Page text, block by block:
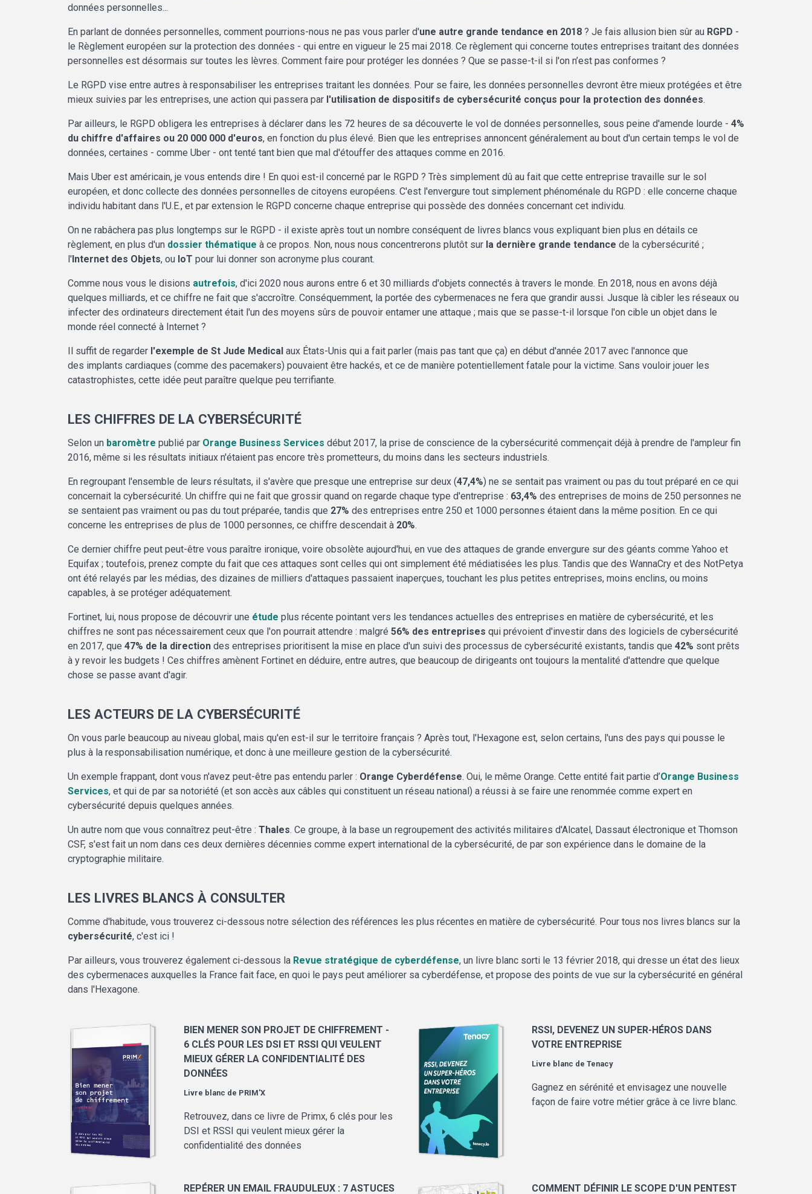
données personnelles...
En parlant de données personnelles, comment pourrions-nous ne pas vous parler d'une autre grande tendance en 2018 ? Je fais allusion bien sûr au RGPD -
le Règlement européen sur la protection des données - qui entre en vigueur le 25 mai 2018. Ce règlement qui concerne toutes entreprises traitant des données
personnelles est désormais sur toutes les lèvres. Comment faire pour protéger les données ? Que se passe-t-il si l'on n’est pas conformes ?
Le RGPD vise entre autres à responsabiliser les entreprises traitant les données. Pour se faire, les données personnelles devront être mieux protégées et être
mieux suivies par les entreprises, une action qui passera par l'utilisation de dispositifs de cybersécurité conçus pour la protection des données.
Par ailleurs, le RGPD obligera les entreprises à déclarer dans les 72 heures de sa découverte le vol de données personnelles, sous peine d'amende lourde - 4%
du chiffre d'affaires ou 20 000 000 d'euros, en fonction du plus élevé. Bien que les entreprises annoncent généralement au bout d'un certain temps le vol de
données, certaines - comme Uber - ont tenté tant bien que mal d'étouffer des attaques comme en 2016.
Mais Uber est américain, je vous entends dire ! En quoi est-il concerné par le RGPD ? Très simplement dû au fait que cette entreprise travaille sur le sol
européen, et donc collecte des données personnelles de citoyens européens. C'est l'envergure tout simplement phénoménale du RGPD : elle concerne chaque
individu habitant dans l'U.E., et par extension le RGPD concerne chaque entreprise qui possède des données concernant cet individu.
On ne rabâchera pas plus longtemps sur le RGPD - il existe après tout un nombre conséquent de livres blancs vous expliquant bien plus en détails ce
règlement, en plus d'un dossier thématique à ce propos. Non, nous nous concentrerons plutôt sur la dernière grande tendance de la cybersécurité ;
l' Internet des Objets, ou IoT pour lui donner son acronyme plus courant.
Comme nous vous le disions autrefois, d'ici 2020 nous aurons entre 6 et 30 milliards d'objets connectés à travers le monde. En 2018, nous en avons déjà
quelques milliards, et ce chiffre ne fait que s'accroître. Conséquemment, la portée des cybermenaces ne fera que grandir aussi. Jusque là cibler les réseaux ou
infecter des ordinateurs directement était l'un des moyens sûrs de pouvoir entamer une attaque ; mais que se passe-t-il lorsque l'on cible un objet dans le
monde réel connecté à Internet ?
Il suffit de regarder l'exemple de St Jude Medical aux États-Unis qui a fait parler (mais pas tant que ça) en début d'année 2017 avec l'annonce que
des implants cardiaques (comme des pacemakers) pouvaient être hackés, et ce de manière potentiellement fatale pour la victime. Sans vouloir jouer les
catastrophistes, cette idée peut paraître quelque peu terrifiante.
LES CHIFFRES DE LA CYBERSÉCURITÉ
Selon un baromètre publié par Orange Business Services début 2017, la prise de conscience de la cybersécurité commençait déjà à prendre de l'ampleur fin
2016, même si les résultats initiaux n'étaient pas encore très prometteurs, du moins dans les secteurs industriels.
En regroupant l'ensemble de leurs résultats, il s'avère que presque une entreprise sur deux (47,4%) ne se sentait pas vraiment ou pas du tout préparé en ce qui
concernait la cybersécurité. Un chiffre qui ne fait que grossir quand on regarde chaque type d'entreprise : 63,4% des entreprises de moins de 250 personnes ne
se sentaient pas vraiment ou pas du tout préparée, tandis que 27% des entreprises entre 250 et 1000 personnes étaient dans la même position. En ce qui
concerne les entreprises de plus de 1000 personnes, ce chiffre descendait à 20%.
Ce dernier chiffre peut peut-être vous paraître ironique, voire obsolète aujourd'hui, en vue des attaques de grande envergure sur des géants comme Yahoo et
Equifax ; toutefois, prenez compte du fait que ces attaques sont celles qui ont simplement été médiatisées les plus. Tandis que des WannaCry et des NotPetya
ont été relayés par les médias, des dizaines de milliers d'attaques passaient inaperçues, touchant les plus petites entreprises, moins enclins, ou moins
capables, à se protéger adéquatement.
Fortinet, lui, nous propose de découvrir une étude plus récente pointant vers les tendances actuelles des entreprises en matière de cybersécurité, et les
chiffres ne sont pas nécessairement ceux que l'on pourrait attendre : malgré 56% des entreprises qui prévoient d'investir dans des logiciels de cybersécurité
en 2017, que 47% de la direction des entreprises prioritisent la mise en place d'un suivi des processus de cybersécurité existants, tandis que 42% sont prêts
à y revoir les budgets ! Ces chiffres amènent Fortinet en déduire, entre autres, que beaucoup de dirigeants ont toujours la mentalité d'attendre que quelque
chose se passe avant d'agir.
LES ACTEURS DE LA CYBERSÉCURITÉ
On vous parle beaucoup au niveau global, mais qu'en est-il sur le territoire français ? Après tout, l'Hexagone est, selon certains, l'uns des pays qui pousse le
plus à la responsabilisation numérique, et donc à une meilleure gestion de la cybersécurité.
Un exemple frappant, dont vous n'avez peut-être pas entendu parler : Orange Cyberdéfense. Oui, le même Orange. Cette entité fait partie d’Orange Business
Services, et qui de par sa notoriété (et son accès aux câbles qui constituent un réseau national) a réussi à se faire une renommée comme expert en
cybersécurité depuis quelques années.
Un autre nom que vous connaîtrez peut-être : Thales. Ce groupe, à la base un regroupement des activités militaires d'Alcatel, Dassaut électronique et Thomson
CSF, s'est fait un nom dans ces deux dernières décennies comme expert international de la cybersécurité, de par son expérience dans le domaine de la
cryptographie militaire.
LES LIVRES BLANCS À CONSULTER
Comme d'habitude, vous trouverez ci-dessous notre sélection des références les plus récentes en matière de cybersécurité. Pour tous nos livres blancs sur la
cybersécurité, c'est ici !
Par ailleurs, vous trouverez également ci-dessous la Revue stratégique de cyberdéfense, un livre blanc sorti le 13 février 2018, qui dresse un état des lieux
des cybermenaces auxquelles la France fait face, en quoi le pays peut améliorer sa cyberdéfense, et propose des points de vue sur la cybersécurité en général
dans l'Hexagone.
BIEN MENER SON PROJET DE CHIFFREMENT -
6 CLÉS POUR LES DSI ET RSSI QUI VEULENT
MIEUX GÉRER LA CONFIDENTIALITÉ DES
DONNÉES
Livre blanc de PRIM'X
Retrouvez, dans ce livre de Primx, 6 clés pour les
DSI et RSSI qui veulent mieux gérer la
confidentialité des données
RSSI, DEVENEZ UN SUPER-HÉROS DANS
VOTRE ENTREPRISE
Livre blanc de Tenacy
Gagnez en sérénité et envisagez une nouvelle
façon de faire votre métier grâce à ce livre blanc.
REPÉRER UN EMAIL FRAUDULEUX : 7 ASTUCES COMMENT DÉFINIR LE SCOPE D'UN PENTEST